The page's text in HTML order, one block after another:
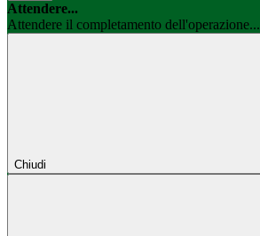
Attendere...
Attendere il completamento dell'operazione...
Chiudi